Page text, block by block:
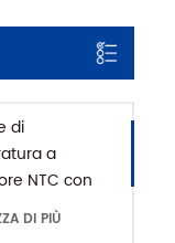
di
a
NTC con
filettato
DI PIÙ